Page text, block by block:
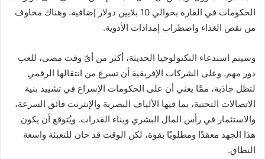
الحكومات في القارة بحوالي 10 بلايين دولار إضافية. وهناك مخاوف
من نقص الغذاء واضطراب إمدادات الأدوية.
وسيتم استدعاء التكنولوجيا الحديثة، أكثر من أيّ وقت مضى، للعب
دور مهم. وعلى الشركات الإفريقية أن تسرع من انتقالها الرقمي
لتظل جاذبة، ممَّا يعني أن على الحكومات الإسراع في تشييد بنية
الاتصالات التحتية، بما فيها الألياف البصرية والإنترنت فائق السرعة،
والاستثمار في رأس المال البشري وبناء القدرات. ويُتوقع أن يكون
هذا الجهد معقدًا ومطلوبًا بقوة، لكن الوقت قد حان للتعبئة واسعة
النطاق.